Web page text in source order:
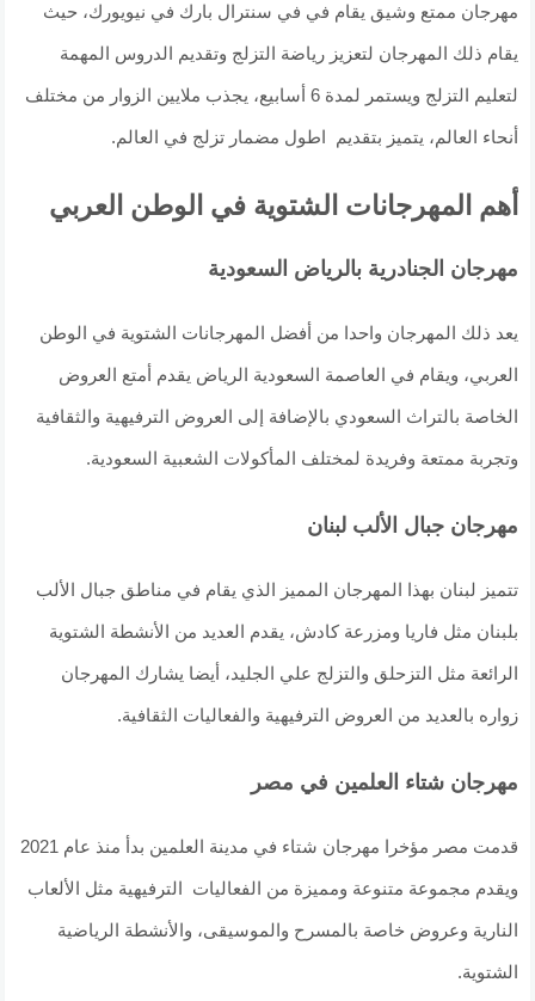
مهرجان ممتع وشيق يقام في في سنترال بارك في نيويورك، حيث
يقام ذلك المهرجان لتعزيز رياضة التزلج وتقديم الدروس المهمة
لتعليم التزلج ويستمر لمدة 6 أسابيع، يجذب ملايين الزوار من مختلف
أنحاء العالم، يتميز بتقديم اطول مضمار تزلج في العالم.
أهم المهرجانات الشتوية في الوطن العربي
مهرجان الجنادرية بالرياض السعودية
يعد ذلك المهرجان واحدا من أفضل المهرجانات الشتوية في الوطن
العربي، ويقام في العاصمة السعودية الرياض يقدم أمتع العروض
الخاصة بالتراث السعودي بالإضافة إلى العروض الترفيهية والثقافية
وتجربة ممتعة وفريدة لمختلف المأكولات الشعبية السعودية.
مهرجان جبال الألب لبنان
تتميز لبنان بهذا المهرجان المميز الذي يقام في مناطق جبال الألب
بلبنان مثل فاريا ومزرعة كادش، يقدم العديد من الأنشطة الشتوية
الرائعة مثل التزحلق والتزلج علي الجليد، أيضا يشارك المهرجان
زواره بالعديد من العروض الترفيهية والفعاليات الثقافية.
مهرجان شتاء العلمين في مصر
قدمت مصر مؤخرا مهرجان شتاء في مدينة العلمين بدأ منذ عام 2021
ويقدم مجموعة متنوعة ومميزة من الفعاليات الترفيهية مثل الألعاب
النارية وعروض خاصة بالمسرح والموسيقى، والأنشطة الرياضية
الشتوية.